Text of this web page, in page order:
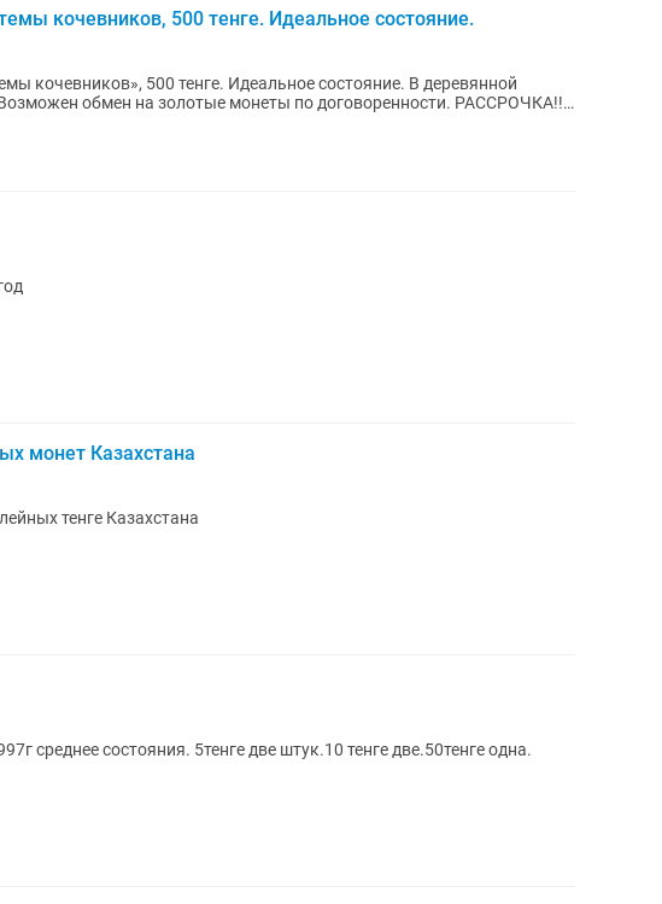
кочевников, 500 тенге. Идеальное состояние.
кочевников», 500 тенге. Идеальное состояние. В деревянной
обмен на золотые монеты по договоренности. РАССРОЧКА!!!
монет Казахстана
тенге Казахстана
среднее состояния. 5тенге две штук.10 тенге две.50тенге одна.